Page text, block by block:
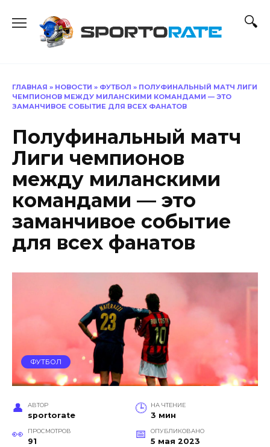
содержанию
ГЛАВНАЯ » НОВОСТИ » ФУТБОЛ » ПОЛУФИНАЛЬНЫЙ МАТЧ ЛИГИ
ЧЕМПИОНОВ МЕЖДУ МИЛАНСКИМИ КОМАНДАМИ — ЭТО
ЗАМАНЧИВОЕ СОБЫТИЕ ДЛЯ ВСЕХ ФАНАТОВ
Полуфинальный матч
Лиги чемпионов
между миланскими
командами — это
заманчивое событие
для всех фанатов
ФУТБОЛ
АВТОР
sportorate
НА ЧТЕНИЕ
3 мин
ПРОСМОТРОВ
91
ОПУБЛИКОВАНО
5 мая 2023